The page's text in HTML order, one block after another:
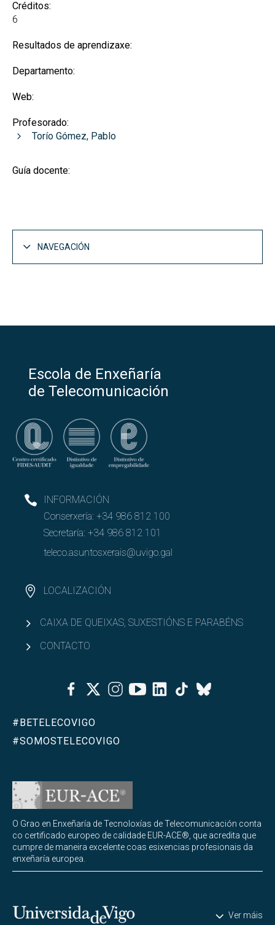
Créditos:
6
Resultados de aprendizaxe:
Departamento:
Web:
Profesorado:
Torío Gómez, Pablo
Guía docente:
NAVEGACIÓN
Escola de Enxeñaría
de Telecomunicación
INFORMACIÓN
Conserxería: +34 986 812 100
Secretaría: +34 986 812 101
teleco.asuntosxerais@uvigo.gal
LOCALIZACIÓN
CAIXA DE QUEIXAS, SUXESTIÓNS E PARABÉNS
CONTACTO
FacebookTwitterInstagramYoutubeLinkedinTiktok
Bluesky
#BETELECOVIGO
#SOMOSTELECOVIGO
O Grao en Enxeñaría de Tecnoloxías de Telecomunicación conta
co certificado europeo de calidade EUR-ACE®, que acredita que
cumpre de maneira excelente coas esixencias profesionais da
enxeñaría europea.
Universidade de Vigo Ver máis